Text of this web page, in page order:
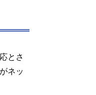
とさ
ネッ